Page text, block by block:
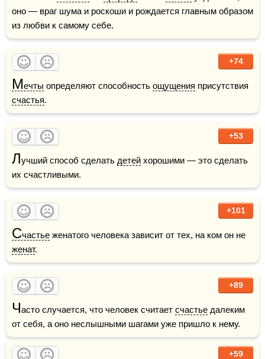
оно — враг шума и роскоши и рождается главным образом
из любви к самому себе.
+74
Мечты определяют способность ощущения
счастья.
+53
Лучший способ сделать детей хорошими — это сделать
их счастливыми.
+101
Счастье
женат.
+89
Часто случается, что человек считает счастье далеким
от себя, а оно неслышными шагами уже пришло к нему.
+59